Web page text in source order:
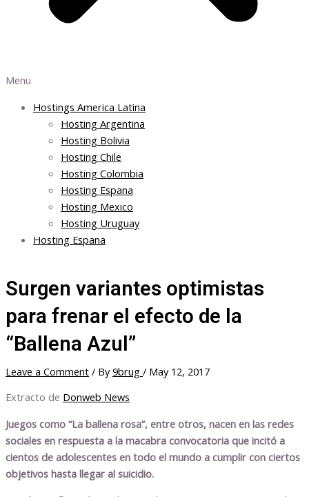
Menu
Hostings America Latina
Hosting Argentina
Hosting Bolivia
Hosting Chile
Hosting Colombia
Hosting Espana
Hosting Mexico
Hosting Uruguay
Hosting Espana
Surgen variantes optimistas
para frenar el efecto de la
“Ballena Azul”
Leave a Comment / By9brug / May 12, 2017
Extracto de Donweb News
Juegos como “La ballena rosa”, entre otros, nacen en las redes
sociales en respuesta a la macabra convocatoria que incitó a
cientos de adolescentes en todo el mundo a cumplir con ciertos
objetivos hasta llegar al suicidio.